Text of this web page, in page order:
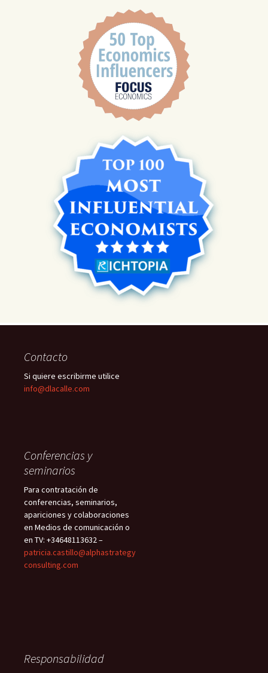
Contacto
Si quiere escribirme utilice
info@dlacalle.com
Conferencias y
seminarios
Para contratación de
conferencias, seminarios,
apariciones y colaboraciones
en Medios de comunicación o
en TV: +34648113632 –
patricia.castillo@alphastrategy
consulting.com
Responsabilidad